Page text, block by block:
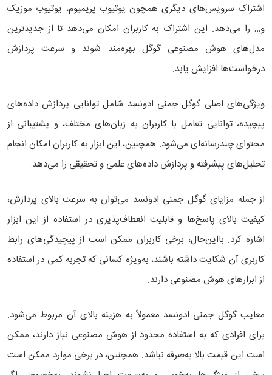
اشتراک سرویس‌های دیگری همچون یوتیوب پریمیوم، یوتیوب موزیک
و… را می‌دهد. این اشتراک به کاربران امکان می‌دهد تا از جدیدترین
مدل‌های هوش مصنوعی گوگل بهره‌مند شوند و سرعت پردازش
درخواست‌ها افزایش یابد.
ویژگی‌های اصلی گوگل جمنی ادونسد شامل توانایی پردازش داده‌های
پیچیده، توانایی تعامل با کاربران به زبان‌های مختلف، و پشتیبانی از
محتوای چندرسانه‌ای می‌شود. همچنین، این ابزار به کاربران امکان انجام
تحلیل‌های پیشرفته و پردازش داده‌های علمی و تحقیقی را می‌دهد.
از جمله مزایای گوگل جمنی ادونسد می‌توان به‌ سرعت بالای پردازش،
کیفیت بالای پاسخ‌ها و قابلیت انعطاف‌پذیری در استفاده از این ابزار
اشاره کرد. بااین‌حال، برخی کاربران ممکن است از پیچیدگی‌های رابط
کاربری آن شکایت داشته باشند، به‌ویژه کسانی که تجربه کمی در استفاده
از ابزارهای هوش مصنوعی دارند.
معایب گوگل جمنی ادونسد معمولاً به هزینه بالای آن مربوط می‌شود.
برای افرادی که به استفاده محدود از هوش مصنوعی نیاز دارند، ممکن
است این قیمت بالا به‌صرفه نباشد. همچنین، در برخی موارد ممکن است